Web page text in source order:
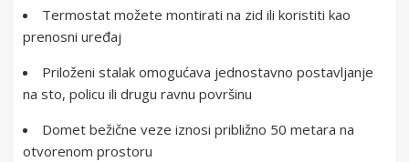
Termostat možete montirati na zid ili koristiti kao
prenosni uređaj
Priloženi stalak omogućava jednostavno postavljanje
na sto, policu ili drugu ravnu površinu
Domet bežične veze iznosi približno 50 metara na
otvorenom prostoru